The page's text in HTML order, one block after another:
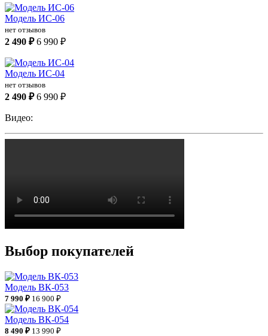
Модель ИС-06
нет отзывов
2 490 ₽ 6 990 ₽
Модель ИС-04
нет отзывов
2 490 ₽ 6 990 ₽
Видео:
Выбор покупателей
Модель ВК-053
7 990 ₽ 16 900 ₽
Модель ВК-054
8 490 ₽ 13 990 ₽